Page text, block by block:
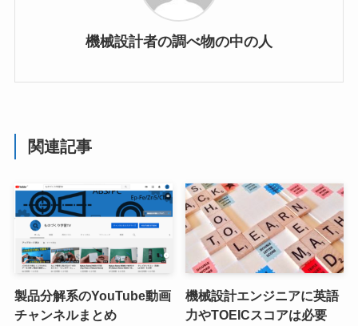
機械設計者の調べ物の中の人
関連記事
製品分解系のYouTube動画
チャンネルまとめ
機械設計エンジニアに英語
力やTOEICスコアは必要